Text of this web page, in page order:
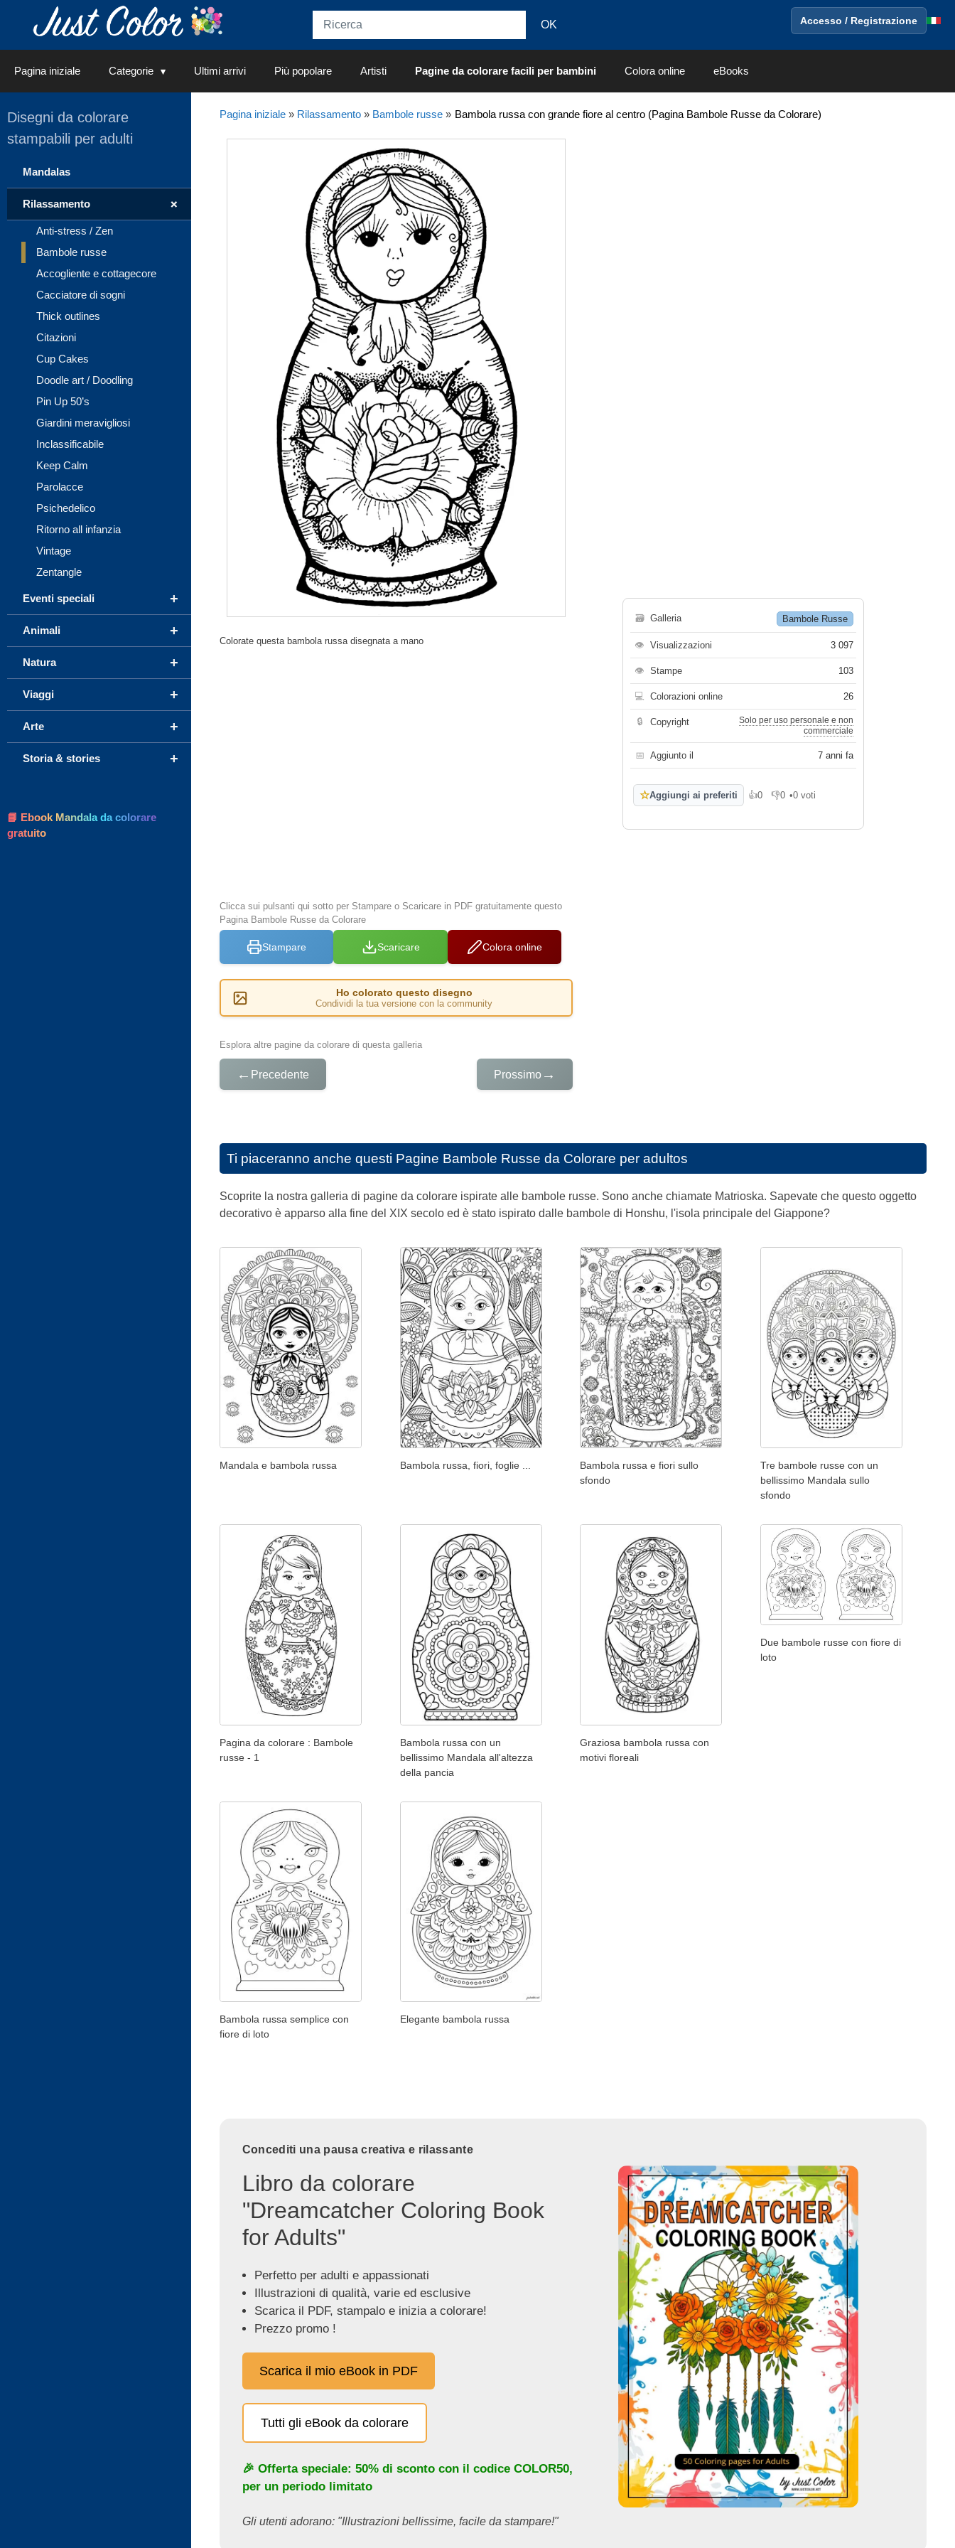
Accesso / Registrazione
Pagina iniziale Categorie Ultimi arrivi Più popolare Artisti Pagine da colorare facili per bambini Colora online eBooks
Pagina iniziale» Rilassamento» Bambole russe» Bambola russa con grande fiore al centro (Pagina Bambole Russe da Colorare)
Colorate questa bambola russa disegnata a mano
Clicca sui pulsanti qui sotto per Stampare o Scaricare in PDF gratuitamente questo
Pagina Bambole Russe da Colorare
Stampare Scaricare Colora online
Ho colorato questo disegno
Condividi la tua versione con la community
Esplora altre pagine da colorare di questa galleria
← Precedente Prossimo →
🗃 Galleria Bambole Russe
👁 Visualizzazioni 3 097
👁 Stampe 103
💻 Colorazioni online 26
🔒 Copyright
Solo per uso personale e non
commerciale
📅 Aggiunto il 7 anni fa
☆Aggiungi ai preferiti 👍0
Mi piace
👎0
Non mi piace
•0 voti
Ti piaceranno anche questi Pagine Bambole Russe da Colorare per adultos
Scoprite la nostra galleria di pagine da colorare ispirate alle bambole russe. Sono anche chiamate Matrioska. Sapevate che questo oggetto
decorativo è apparso alla fine del XIX secolo ed è stato ispirato dalle bambole di Honshu, l'isola principale del Giappone?
Mandala e bambola russa Bambola russa, fiori, foglie ...
Bambola russa e fiori sullo
sfondo
Tre bambole russe con un
bellissimo Mandala sullo
sfondo
Pagina da colorare : Bambole
russe - 1
Bambola russa con un
bellissimo Mandala all'altezza
della pancia
Graziosa bambola russa con
motivi floreali
Due bambole russe con fiore di
loto
Bambola russa semplice con
fiore di loto
Elegante bambola russa
Concediti una pausa creativa e rilassante
Libro da colorare
"Dreamcatcher Coloring Book
for Adults"
Perfetto per adulti e appassionati
Illustrazioni di qualità, varie ed esclusive
Scarica il PDF, stampalo e inizia a colorare!
Prezzo promo !
Scarica il mio eBook in PDF
Tutti gli eBook da colorare
🎉 Offerta speciale: 50% di sconto con il codice COLOR50,
per un periodo limitato
Gli utenti adorano: "Illustrazioni bellissime, facile da stampare!"
Disegni da colorare
stampabili per adulti
Mandalas
+
Rilassamento
Anti-stress / Zen
Bambole russe
Accogliente e cottagecore
Cacciatore di sogni
Thick outlines
Citazioni
Cup Cakes
Doodle art / Doodling
Pin Up 50’s
Giardini meravigliosi
Inclassificabile
Keep Calm
Parolacce
Psichedelico
Ritorno all infanzia
Vintage
Zentangle
+
Eventi speciali
+
Animali
+
Natura
+
Viaggi
+
Arte
+
Storia & stories
📘 Ebook Mandala da colorare
gratuito